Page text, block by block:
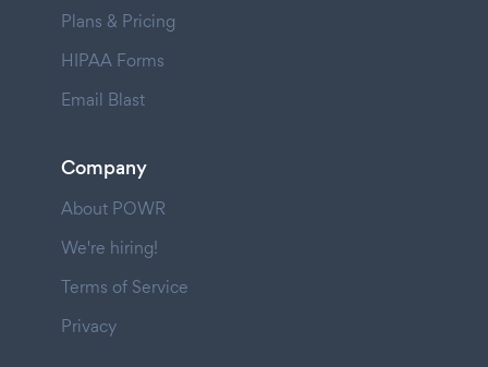
Plans & Pricing
HIPAA Forms
Email Blast
Company
About POWR
We're hiring!
Terms of Service
Privacy